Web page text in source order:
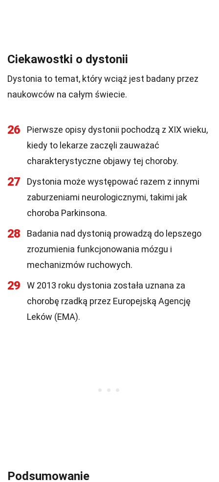
Ciekawostki o dystonii
Dystonia to temat, który wciąż jest badany przez
naukowców na całym świecie.
26
Pierwsze opisy dystonii pochodzą z XIX wieku,
kiedy to lekarze zaczęli zauważać
charakterystyczne objawy tej choroby.
27
Dystonia może występować razem z innymi
zaburzeniami neurologicznymi, takimi jak
choroba Parkinsona.
28
Badania nad dystonią prowadzą do lepszego
zrozumienia funkcjonowania mózgu i
mechanizmów ruchowych.
29
W 2013 roku dystonia została uznana za
chorobę rzadką przez Europejską Agencję
Leków (EMA).
Podsumowanie